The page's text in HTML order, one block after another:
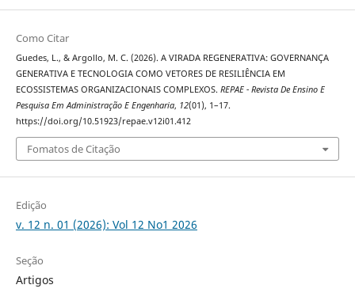
Como Citar
Guedes, L., & Argollo, M. C. (2026). A VIRADA REGENERATIVA: GOVERNANÇA
GENERATIVA E TECNOLOGIA COMO VETORES DE RESILIÊNCIA EM
ECOSSISTEMAS ORGANIZACIONAIS COMPLEXOS. REPAE - Revista De Ensino E
Pesquisa Em Administração E Engenharia, 12(01), 1–17.
https://doi.org/10.51923/repae.v12i01.412
Fomatos de Citação
Edição
v. 12 n. 01 (2026): Vol 12 No1 2026
Seção
Artigos